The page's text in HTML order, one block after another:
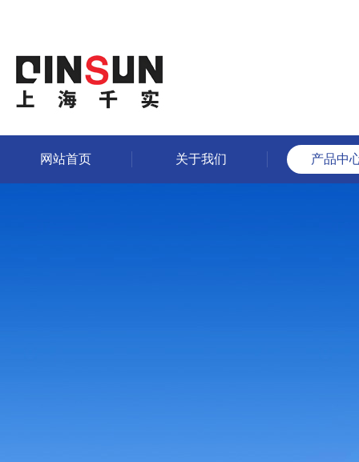
网站首页 关于我们 产品中